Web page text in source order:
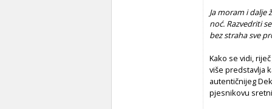
Ja moram i
noć. Razvedriti
bez straha sve
Kako se vidi,
više predstavlja
autentičnijeg
pjesnikovu